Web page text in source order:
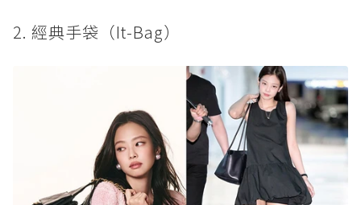
2. 經典手袋（It-Bag）